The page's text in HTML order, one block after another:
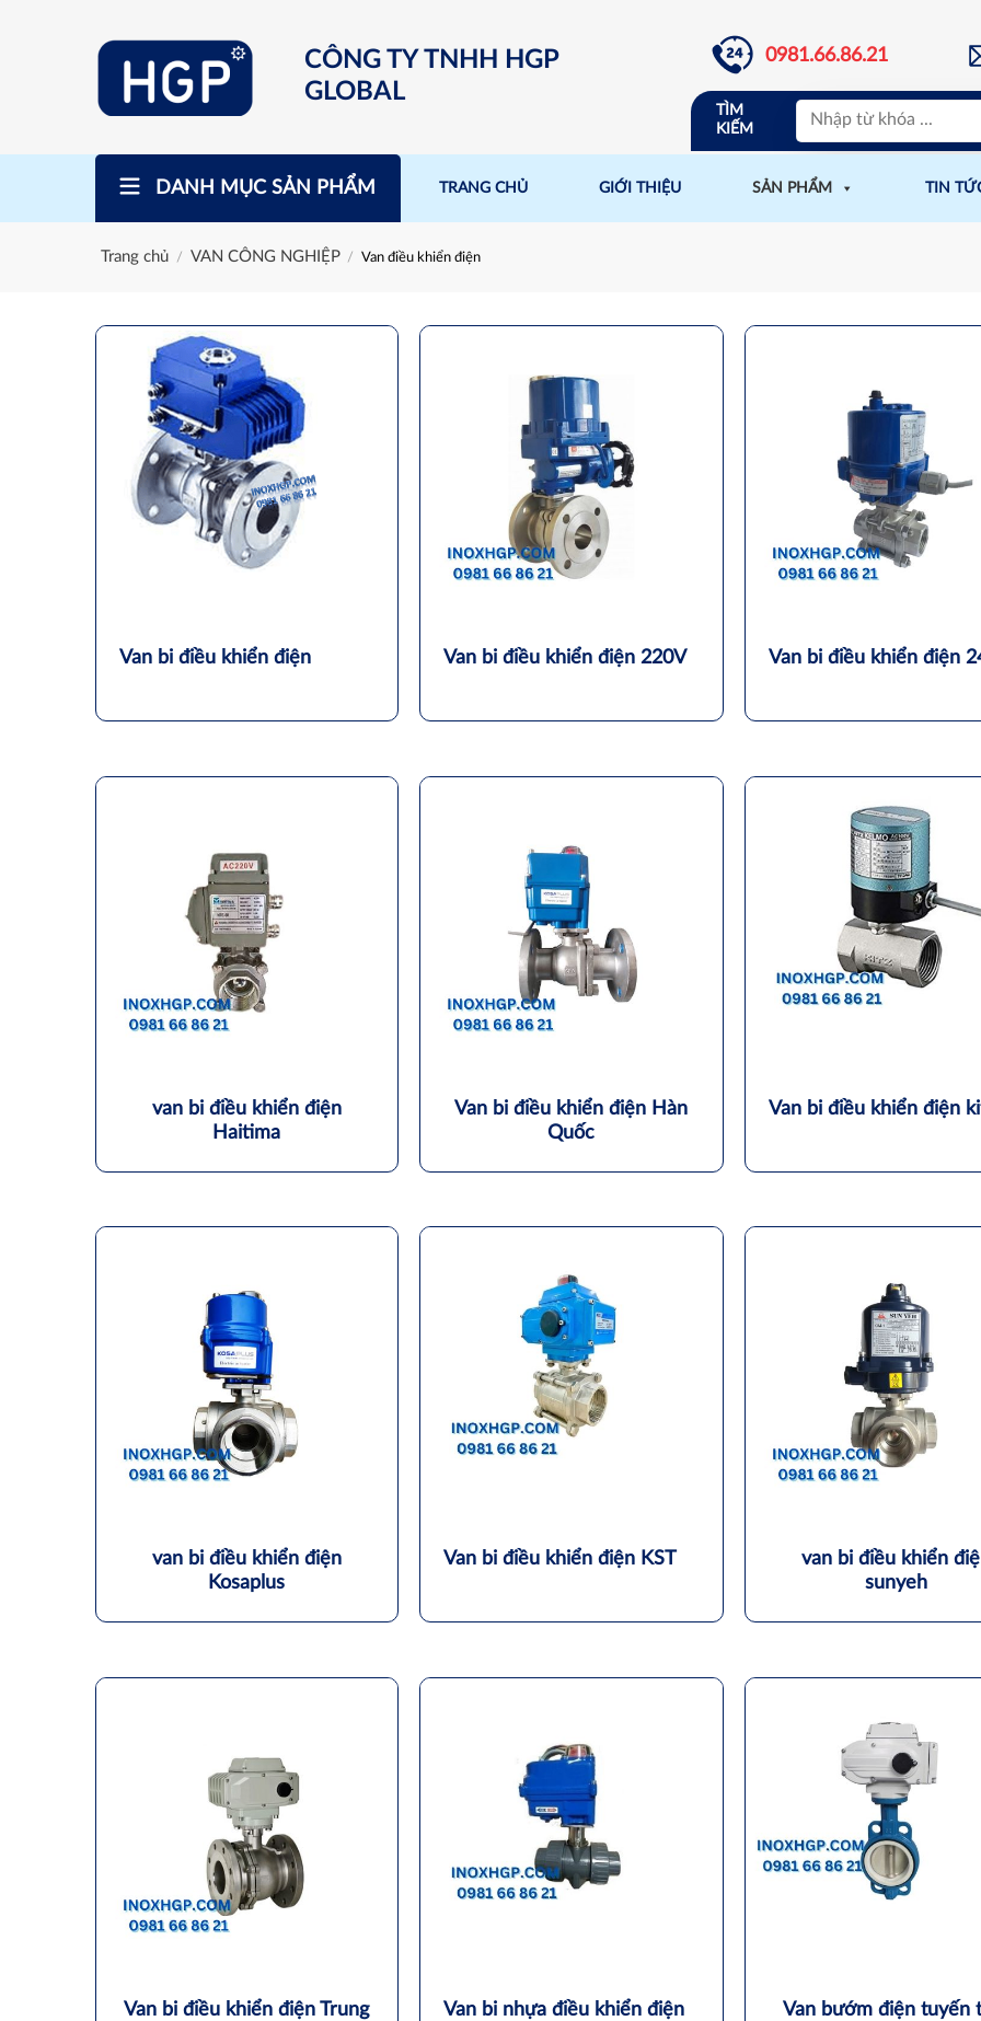
CÔNG TY TNHH HGP
GLOBAL
0981.66.86.21
TÌM
KIẾM
DANH MỤC SẢN PHẨM TRANG CHỦ GIỚI THIỆU SẢN PHẨM TIN
Trang chủ / VAN CÔNG NGHIỆP / Van điều khiển điện
Van bi điều khiển điện Van bi điều khiển điện 220V Van bi điều khiển điện
van bi điều khiển điện
Haitima
Van bi điều khiển điện Hàn
Quốc
Van bi điều khiển điện
van bi điều khiển điện
Kosaplus
Van bi điều khiển điện KST
van bi điều khiển
sunyeh
Van bi điều khiển điện Trung
Van bi nhựa điều khiển điện
Van bướm điện tuyến